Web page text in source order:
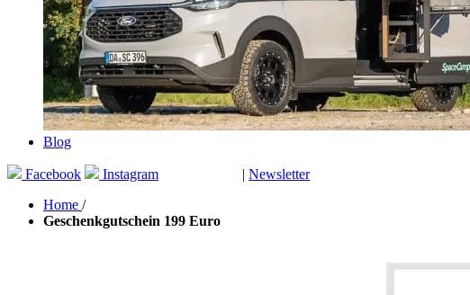
Blog
Facebook Instagram | Newsletter
Home /
Geschenkgutschein 199 Euro